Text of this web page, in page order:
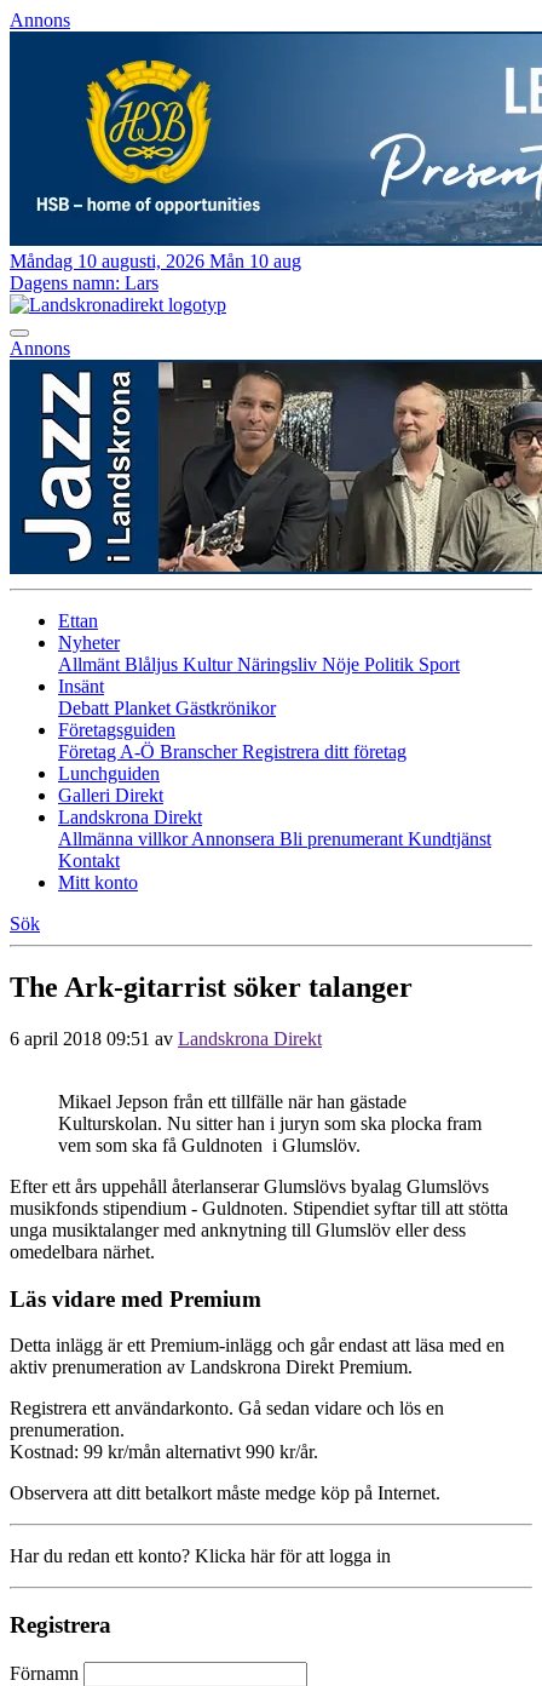
Annons
Måndag 10 augusti, 2026 Mån 10 aug
Dagens namn: Lars
Annons
Ettan
Nyheter
Allmänt Blåljus KulturNäringsliv Nöje Politik Sport
Insänt
Debatt Planket Gästkrönikor
Företagsguiden
Företag A-Ö BranscherRegistrera ditt företag
Lunchguiden
Galleri Direkt
Landskrona Direkt
Allmänna villkorAnnonsera Bli prenumerant Kundtjänst
Kontakt
Mitt konto
Sök
The Ark-gitarrist söker talanger
6 april 2018 09:51 av Landskrona Direkt
Mikael Jepson från ett tillfälle när han gästade
Kulturskolan. Nu sitter han i juryn som ska plocka fram
vem som ska få Guldnoten i Glumslöv.
Efter ett års uppehåll återlanserar Glumslövs byalag Glumslövs
musikfonds stipendium - Guldnoten. Stipendiet syftar till att stötta
unga musiktalanger med anknytning till Glumslöv eller dess
omedelbara närhet.
Läs vidare med Premium
Detta inlägg är ett Premium-inlägg och går endast att läsa med en
aktiv prenumeration av Landskrona Direkt Premium.
Registrera ett användarkonto. Gå sedan vidare och lös en
prenumeration.
Kostnad: 99 kr/mån alternativt 990 kr/år.
Observera att ditt betalkort måste medge köp på Internet.
Har du redan ett konto? Klicka här för att logga in
Registrera
Förnamn